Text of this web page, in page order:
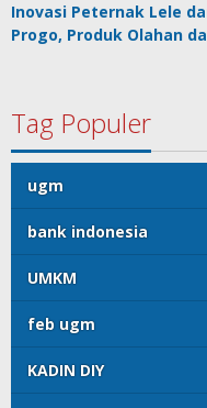
Inovasi Peternak Lele
Progo, Produk Olahan
Tag Populer
ugm
bank indonesia
UMKM
feb ugm
KADIN DIY